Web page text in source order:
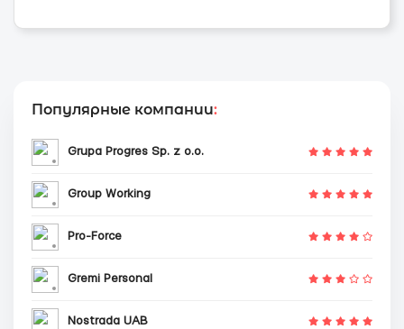
Популярные компании:
Grupa Progres Sp. z o.o.
Group Working
Pro-Force
Gremi Personal
Nostrada UAB